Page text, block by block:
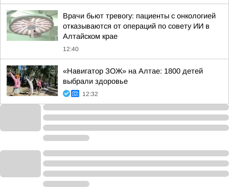
Врачи бьют тревогу: пациенты с онкологией
отказываются от операций по совету ИИ в
Алтайском крае
12:40
«Навигатор ЗОЖ» на Алтае: 1800 детей
выбрали здоровье
12:32